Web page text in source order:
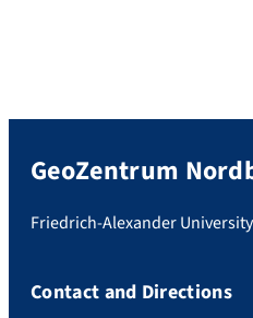
GeoZentrum
Friedrich-Alexander
Contact and Directions